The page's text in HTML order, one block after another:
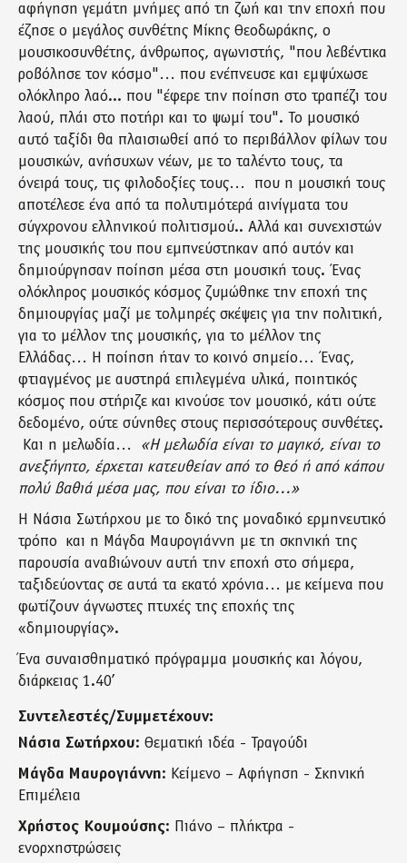
αφήγηση γεμάτη μνήμες από τη ζωή και την εποχή που
έζησε ο μεγάλος συνθέτης Μίκης Θεοδωράκης, ο
μουσικοσυνθέτης, άνθρωπος, αγωνιστής, "που λεβέντικα
ροβόλησε τον κόσμο"… που ενέπνευσε και εμψύχωσε
ολόκληρο λαό... που "έφερε την ποίηση στο τραπέζι του
λαού, πλάι στο ποτήρι και το ψωμί του". Το μουσικό
αυτό ταξίδι θα πλαισιωθεί από το περιβάλλον φίλων του
μουσικών, ανήσυχων νέων, με το ταλέντο τους, τα
όνειρά τους, τις φιλοδοξίες τους… που η μουσική τους
αποτέλεσε ένα από τα πολυτιμότερά αινίγματα του
σύγχρονου ελληνικού πολιτισμού.. Αλλά και συνεχιστών
της μουσικής του που εμπνεύστηκαν από αυτόν και
δημιούργησαν ποίηση μέσα στη μουσική τους. Ένας
ολόκληρος μουσικός κόσμος ζυμώθηκε την εποχή της
δημιουργίας μαζί με τολμηρές σκέψεις για την πολιτική,
για το μέλλον της μουσικής, για το μέλλον της
Ελλάδας… Η ποίηση ήταν το κοινό σημείο… Ένας,
φτιαγμένος με αυστηρά επιλεγμένα υλικά, ποιητικός
κόσμος που στήριζε και κινούσε τον μουσικό, κάτι ούτε
δεδομένο, ούτε σύνηθες στους περισσότερους συνθέτες.
Και η μελωδία… «Η μελωδία είναι το μαγικό, είναι το
ανεξήγητο, έρχεται κατευθείαν από το Θεό ή από κάπου
πολύ βαθιά μέσα μας, που είναι το ίδιο…»
Η Νάσια Σωτήρχου με το δικό της μοναδικό ερμηνευτικό
τρόπο και η Μάγδα Μαυρογιάννη με τη σκηνική της
παρουσία αναβιώνουν αυτή την εποχή στο σήμερα,
ταξιδεύοντας σε αυτά τα εκατό χρόνια… με κείμενα που
φωτίζουν άγνωστες πτυχές της εποχής της
«δημιουργίας».
Ένα συναισθηματικό πρόγραμμα μουσικής και λόγου,
διάρκειας 1.40’
Συντελεστές/Συμμετέχουν:
Νάσια Σωτήρχου: Θεματική ιδέα - Τραγούδι
Μάγδα Μαυρογιάννη: Κείμενο – Αφήγηση - Σκηνική
Επιμέλεια
Χρήστος Κουμούσης: Πιάνο – πλήκτρα -
ενορχηστρώσεις